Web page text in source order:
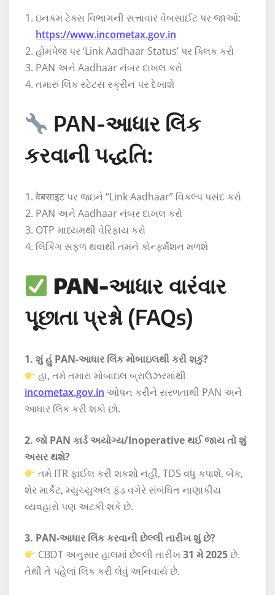
ઇનકમ ટેક્સ વિભાગની સત્તાવાર વેબસાઈટ પર જાઓ:
https://www.incometax.gov.in
હોમપેજ પર ‘Link Aadhaar Status’ પર ક્લિક કરો
PAN અને Aadhaar નંબર દાખલ કરો
તમારું લિંક સ્ટેટસ સ્ક્રીન પર દેખાશે
PAN-આધાર લિંક
કરવાની પદ્ધતિ:
वेबसाइट પર જઇને “Link Aadhaar” વિકલ્પ પસંદ કરો
PAN અને Aadhaar નંબર દાખલ કરો
OTP માધ્યમથી વેરિફાય કરો
લિંકિંગ સફળ થવાથી તમને કોન્ફર્મેશન મળશે
PAN-આધાર વારંવાર
પૂછાતા પ્રશ્નો (FAQs)
1. શું હું PAN-આધાર લિંક મોબાઇલથી કરી શકું?
હા, તમે તમારા મોબાઇલ બ્રાઉઝરમાંથી
incometax.gov.in ઓપન કરીને સરળતાથી PAN અને
આધાર લિંક કરી શકો છો.
2. જો PAN કાર્ડ અયોગ્ય/Inoperative થઈ જાય તો શું
અસર થશે?
તમે ITR ફાઈલ કરી શકશો નહીં, TDS વધુ કપાશે, બેંક,
શેર માર્કેટ, મ્યુચ્યુઅલ ફંડ વગેરે સંબંધિત નાણાકીય
વ્યવહારો પણ અટકી શકે છે.
3. PAN-આધાર લિંક કરવાની છેલ્લી તારીખ શું છે?
CBDT અનુસાર હાલમાં છેલ્લી તારીખ31 મે 2025છે.
તેથી તે પહેલાં લિંક કરી લેવું અનિવાર્ય છે.